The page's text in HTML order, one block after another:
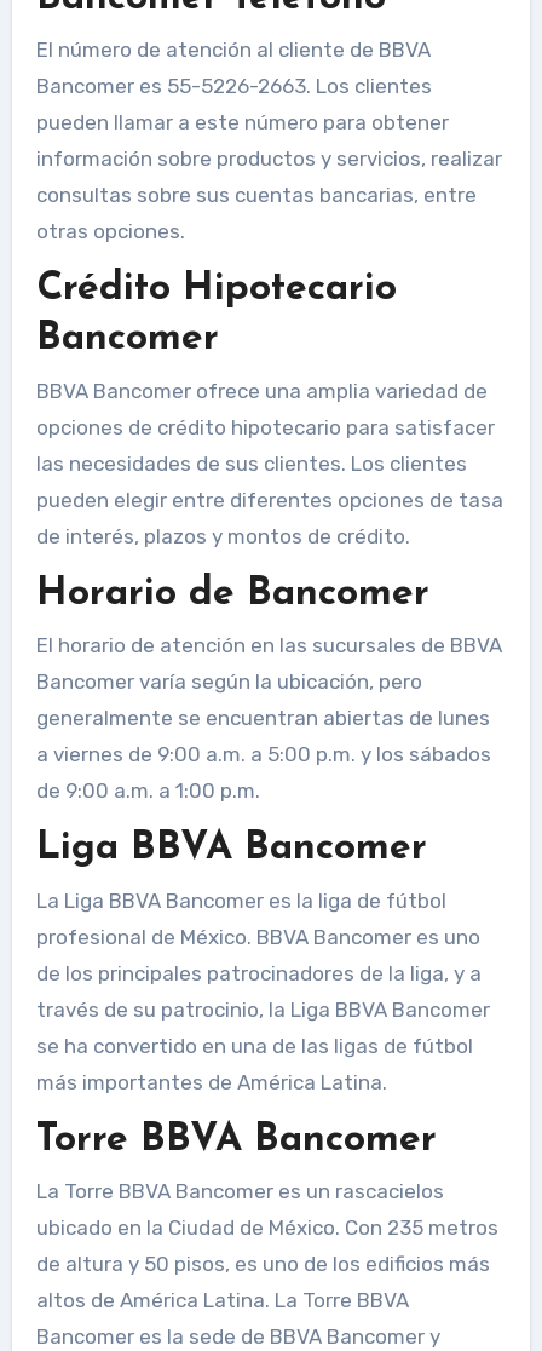
El número de atención al cliente de BBVA
Bancomer es 55-5226-2663. Los clientes
pueden llamar a este número para obtener
información sobre productos y servicios, realizar
consultas sobre sus cuentas bancarias, entre
otras opciones.
Crédito Hipotecario
Bancomer
BBVA Bancomer ofrece una amplia variedad de
opciones de crédito hipotecario para satisfacer
las necesidades de sus clientes. Los clientes
pueden elegir entre diferentes opciones de tasa
de interés, plazos y montos de crédito.
Horario de Bancomer
El horario de atención en las sucursales de BBVA
Bancomer varía según la ubicación, pero
generalmente se encuentran abiertas de lunes
a viernes de 9:00 a.m. a 5:00 p.m. y los sábados
de 9:00 a.m. a 1:00 p.m.
Liga BBVA Bancomer
La Liga BBVA Bancomer es la liga de fútbol
profesional de México. BBVA Bancomer es uno
de los principales patrocinadores de la liga, y a
través de su patrocinio, la Liga BBVA Bancomer
se ha convertido en una de las ligas de fútbol
más importantes de América Latina.
Torre BBVA Bancomer
La Torre BBVA Bancomer es un rascacielos
ubicado en la Ciudad de México. Con 235 metros
de altura y 50 pisos, es uno de los edificios más
altos de América Latina. La Torre BBVA
Bancomer es la sede de BBVA Bancomer y